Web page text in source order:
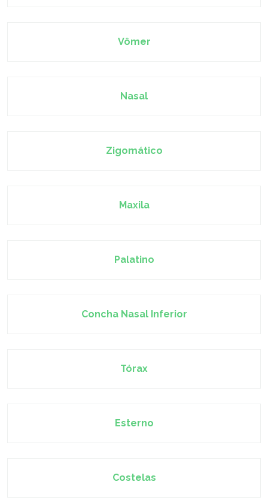
Vômer
Nasal
Zigomático
Maxila
Palatino
Concha Nasal Inferior
Tórax
Esterno
Costelas